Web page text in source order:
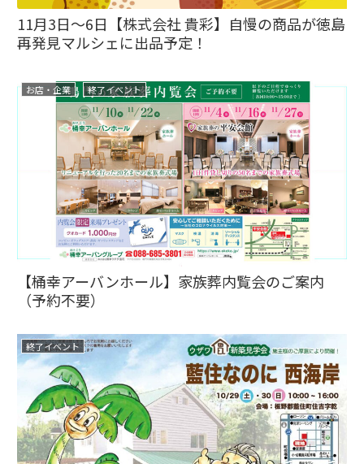
11月3日～6日【株式会社 貴彩】自慢の商品が徳島
再発見マルシェに出品予定！
【桶幸アーバンホール】家族葬内覧会のご案内
（予約不要）
お店・企業 終了イベント
終了イベント